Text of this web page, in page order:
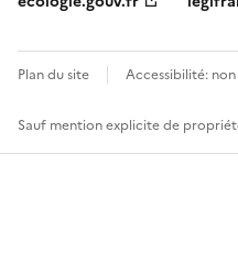
Plan du site Accessibilité:
Sauf mention explicite de